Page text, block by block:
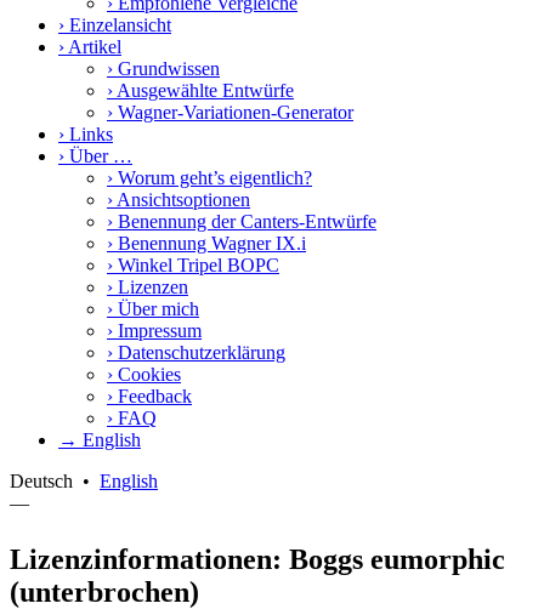
› Einzelansicht
› Artikel
› Grundwissen
› Ausgewählte Entwürfe
› Wagner-Variationen-Generator
› Links
› Über …
› Worum geht’s eigentlich?
› Ansichtsoptionen
› Benennung der Canters-Entwürfe
› Benennung Wagner IX.i
› Winkel Tripel BOPC
› Lizenzen
› Über mich
› Impressum
› Datenschutzerklärung
› Cookies
› Feedback
› FAQ
→ English
Deutsch • English
—
Lizenzinformationen: Boggs eumorphic
(unterbrochen)